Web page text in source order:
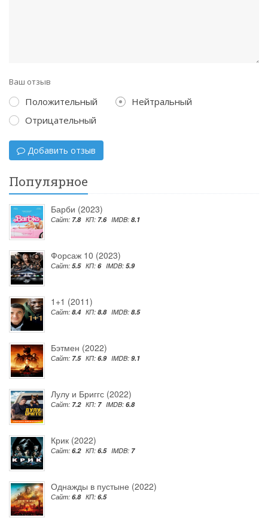
Ваш отзыв
Положительный
Нейтральный
Отрицательный
Добавить отзыв
Популярное
Барби (2023)
Сайт: 7.8 КП: 7.6 IMDB: 8.1
Форсаж 10 (2023)
Сайт: 5.5 КП: 6 IMDB: 5.9
1+1 (2011)
Сайт: 8.4 КП: 8.8 IMDB: 8.5
Бэтмен (2022)
Сайт: 7.5 КП: 6.9 IMDB: 9.1
Лулу и Бриггс (2022)
Сайт: 7.2 КП: 7 IMDB: 6.8
Крик (2022)
Сайт: 6.2 КП: 6.5 IMDB: 7
Однажды в пустыне (2022)
Сайт: 6.8 КП: 6.5